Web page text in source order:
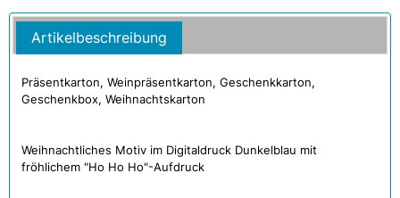
Artikelbeschreibung
Präsentkarton, Weinpräsentkarton, Geschenkkarton,
Geschenkbox, Weihnachtskarton
Weihnachtliches Motiv im Digitaldruck Dunkelblau mit
fröhlichem "Ho Ho Ho"-Aufdruck